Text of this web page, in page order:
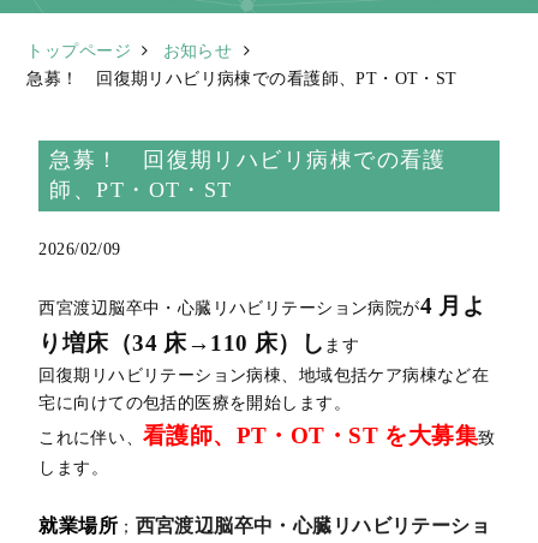
トップページ
お知らせ
急募！ 回復期リハビリ病棟での看護師、PT・OT・ST
急募！ 回復期リハビリ病棟での看護
師、PT・OT・ST
2026/02/09
西宮渡辺脳卒中・心臓リハビリテーション病院が4 月よ
り増床（34 床→110 床）し ます
回復期リハビリテーション病棟、地域包括ケア病棟など在
宅に向けての包括的医療を開始します。
これに伴い、 看護師、PT・OT・ST を大募集致
します。
就業場所 ； 西宮渡辺脳卒中・心臓リハビリテーショ